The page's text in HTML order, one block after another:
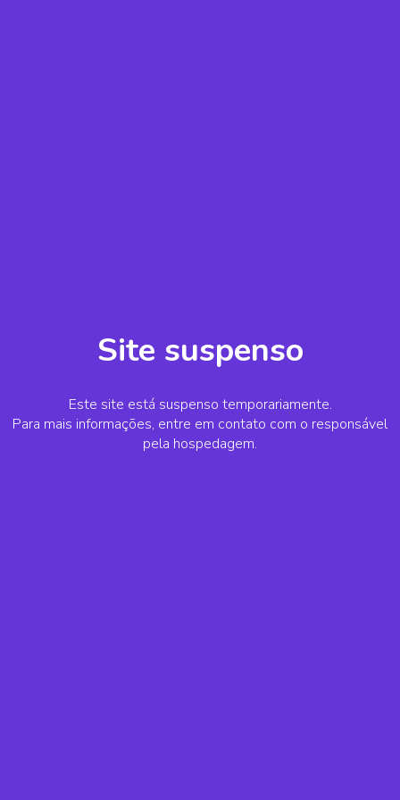
Site suspenso
Este site está suspenso temporariamente.
Para mais informações, entre em contato com o responsável
pela hospedagem.